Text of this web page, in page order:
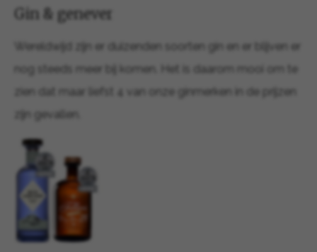
Gin & genever
Wereldwijd zijn er duizenden soorten gin en er blijven er
nog steeds meer bij komen. Het is daarom mooi om te
zien dat maar liefst 4 van onze ginmerken in de prijzen
zijn gevallen.